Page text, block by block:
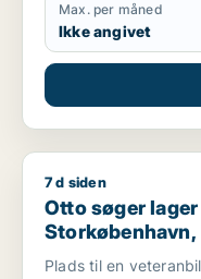
Max. per måned
Ikke angivet
Otto søger lager
7 d siden
Otto søger
Region Sjælland
Plads til en